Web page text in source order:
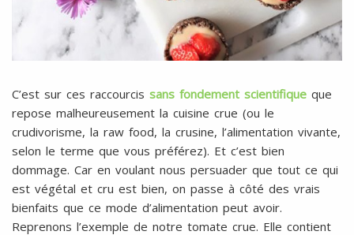
C’est sur ces raccourcis sans fondement scientifique que
repose malheureusement la cuisine crue (ou le
crudivorisme, la raw food, la crusine, l’alimentation vivante,
selon le terme que vous préférez). Et c’est bien
dommage. Car en voulant nous persuader que tout ce qui
est végétal et cru est bien, on passe à côté des vrais
bienfaits que ce mode d’alimentation peut avoir.
Reprenons l’exemple de notre tomate crue. Elle contient